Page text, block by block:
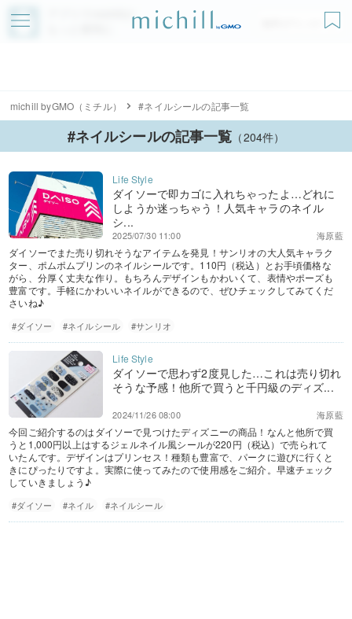
アプリでmichillが
無料ダウンロード
michill byGMO（ミチル） #ネイルシールの記事一覧
#ネイルシールの記事一覧 （204件）
ダイソーで即カゴに入れちゃったよ…どれに
しようか迷っちゃう！人気キャラのネイル
シ...
海原藍
2025/07/30 11:00
ダイソーでまた売り切れそうなアイテムを発見！サンリオの大人気キャラク
ター、ポムポムプリンのネイルシールです。110円（税込）とお手頃価格な
がら、分厚く丈夫な作り。もちろんデザインもかわいくて、表情やポーズも
豊富です。手軽にかわいいネイルができるので、ぜひチェックしてみてくだ
さいね♪
#ダイソー #ネイルシール #サンリオ
ダイソーで思わず2度見した…これは売り切れ
そうな予感！他所で買うと千円級のディズ...
海原藍
2024/11/26 08:00
今回ご紹介するのはダイソーで見つけたディズニーの商品！なんと他所で買
うと1,000円以上はするジェルネイル風シールが220円（税込）で売られて
いたんです。デザインはプリンセス！種類も豊富で、パークに遊びに行くと
きにぴったりですよ。実際に使ってみたので使用感をご紹介。早速チェック
していきましょう♪
#ダイソー #ネイル #ネイルシール